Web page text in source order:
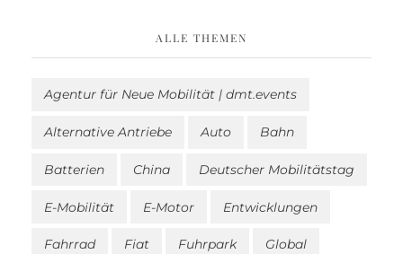
ALLE THEMEN
Agentur für Neue Mobilität | dmt.events
Alternative Antriebe Auto Bahn
Batterien China Deutscher Mobilitätstag
E-Mobilität E-Motor Entwicklungen
Fahrrad Fiat Fuhrpark Global